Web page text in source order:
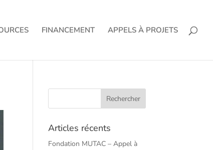
FINANCEMENT APPELS À PROJETS
Articles récents
Fondation MUTAC – Appel à